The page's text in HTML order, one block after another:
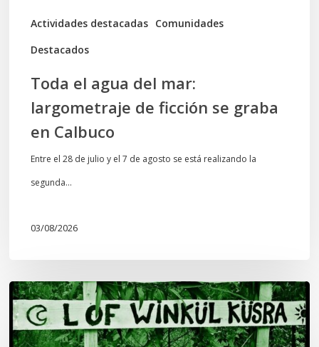
Actividades destacadas Comunidades
Destacados
graba
Toda el agua del mar:
largometraje de ficción se graba
en Calbuco
Entre el 28 de julio y el 7 de agosto se está realizando la
segunda…
03/08/2026
Lof
Winkül
Küsra